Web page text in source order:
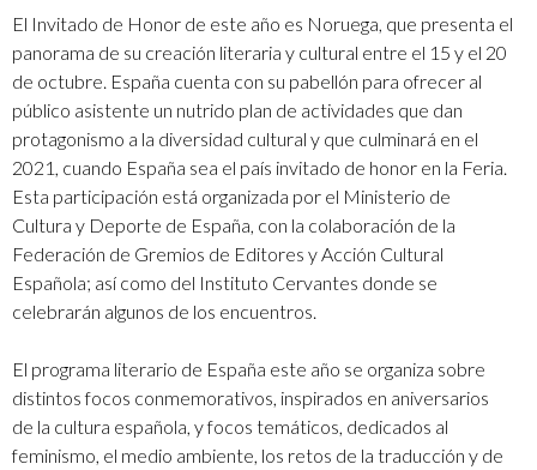
El Invitado de Honor de este año es Noruega, que presenta el
panorama de su creación literaria y cultural entre el 15 y el 20
de octubre. España cuenta con su pabellón para ofrecer al
público asistente un nutrido plan de actividades que dan
protagonismo a la diversidad cultural y que culminará en el
2021, cuando España sea el país invitado de honor en la Feria.
Esta participación está organizada por el Ministerio de
Cultura y Deporte de España, con la colaboración de la
Federación de Gremios de Editores y Acción Cultural
Española; así como del Instituto Cervantes donde se
celebrarán algunos de los encuentros.
El programa literario de España este año se organiza sobre
distintos focos conmemorativos, inspirados en aniversarios
de la cultura española, y focos temáticos, dedicados al
feminismo, el medio ambiente, los retos de la traducción y de